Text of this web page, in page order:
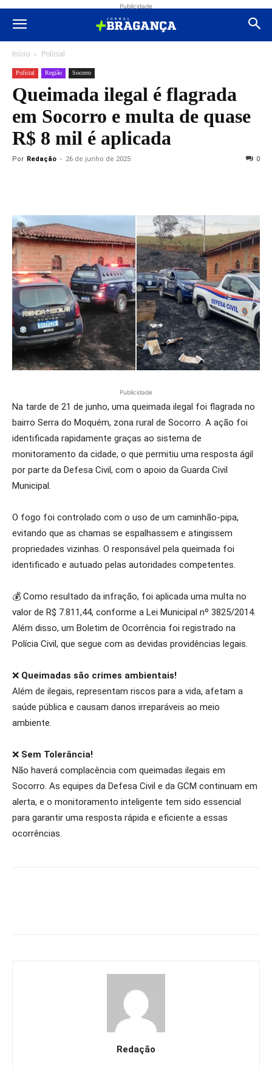
Publicidade
Início Polícial
Polícial Região Socorro
Queimada ilegal é flagrada
em Socorro e multa de quase
R$ 8 mil é aplicada
Por Redação - 26 de junho de 2025 0
Publicidade
Na tarde de 21 de junho, uma queimada ilegal foi flagrada no
bairro Serra do Moquém, zona rural de Socorro. A ação foi
identificada rapidamente graças ao sistema de
monitoramento da cidade, o que permitiu uma resposta ágil
por parte da Defesa Civil, com o apoio da Guarda Civil
Municipal.
O fogo foi controlado com o uso de um caminhão-pipa,
evitando que as chamas se espalhassem e atingissem
propriedades vizinhas. O responsável pela queimada foi
identificado e autuado pelas autoridades competentes.
💰 Como resultado da infração, foi aplicada uma multa no
valor de R$ 7.811,44, conforme a Lei Municipal nº 3825/2014.
Além disso, um Boletim de Ocorrência foi registrado na
Polícia Civil, que segue com as devidas providências legais.
❌ Queimadas são crimes ambientais!
Além de ilegais, representam riscos para a vida, afetam a
saúde pública e causam danos irreparáveis ao meio
ambiente.
❌ Sem Tolerância!
Não haverá complacência com queimadas ilegais em
Socorro. As equipes da Defesa Civil e da GCM continuam em
alerta, e o monitoramento inteligente tem sido essencial
para garantir uma resposta rápida e eficiente a essas
ocorrências.
Redação